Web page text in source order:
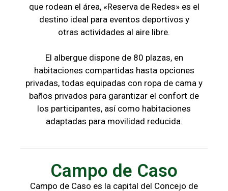
que rodean el área, «Reserva de Redes» es el
destino ideal para eventos deportivos y
otras actividades al aire libre.
El albergue dispone de 80 plazas, en
habitaciones compartidas hasta opciones
privadas, todas equipadas con ropa de cama y
baños privados para garantizar el confort de
los participantes, así como habitaciones
adaptadas para movilidad reducida.
Campo de Caso
Campo de Caso es la capital del Concejo de